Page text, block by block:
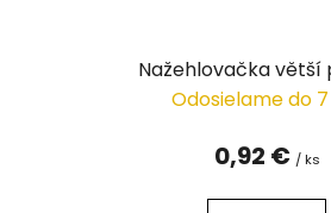
Nažehlovačka větší
Odosielame do
0,92 € / ks